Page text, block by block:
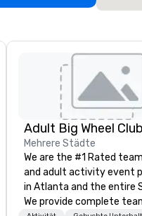
Mehrere Städte
We are the #1 Rated
and adult activity event
in Atlanta and the entire
We provide complete